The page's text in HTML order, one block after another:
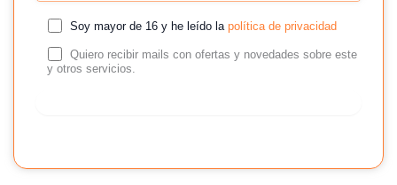
Soy mayor de 16 y he leído la política de privacidad
Quiero recibir mails con ofertas y novedades sobre este
y otros servicios.